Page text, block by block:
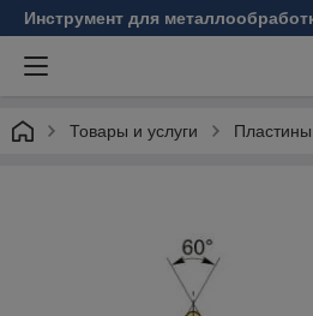
Инструмент для
Товары и услуги